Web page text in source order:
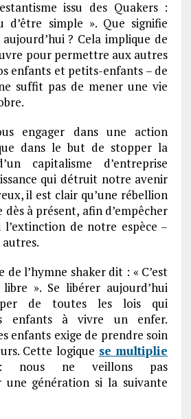
issu des Quakers :
d’être simple ». Que signifie
? Cela implique de
pour permettre aux autres
enfants et petits-enfants – de
suffit pas de mener une vie
engager dans une action
dans le but de stopper la
capitalisme d’entreprise
qui détruit notre avenir
il est clair qu’une rébellion
dès à présent, afin d’empêcher
de notre espèce –
de l’hymne shaker dit : « C’est
». Se libérer aujourd’hui
de toutes les lois qui
enfants à vivre un enfer.
enfants exige de prendre soin
Cette logique se multiplie
ne veillons pas
une génération si la suivante